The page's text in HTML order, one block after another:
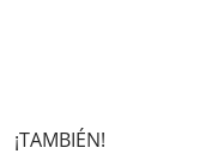
¡TAMBIÉN!